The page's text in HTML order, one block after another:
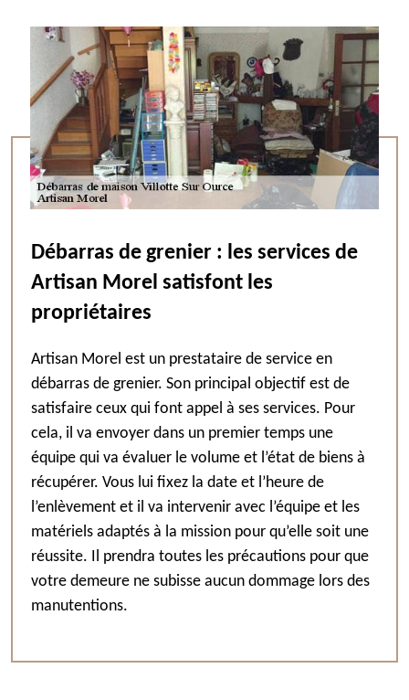
Débarras de grenier : les services de
Artisan Morel satisfont les
propriétaires
Artisan Morel est un prestataire de service en
débarras de grenier. Son principal objectif est de
satisfaire ceux qui font appel à ses services. Pour
cela, il va envoyer dans un premier temps une
équipe qui va évaluer le volume et l’état de biens à
récupérer. Vous lui fixez la date et l’heure de
l’enlèvement et il va intervenir avec l’équipe et les
matériels adaptés à la mission pour qu’elle soit une
réussite. Il prendra toutes les précautions pour que
votre demeure ne subisse aucun dommage lors des
manutentions.